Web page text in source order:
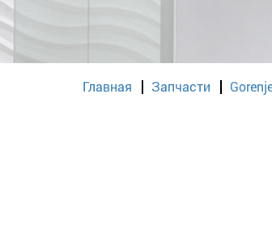
Главная Запчасти